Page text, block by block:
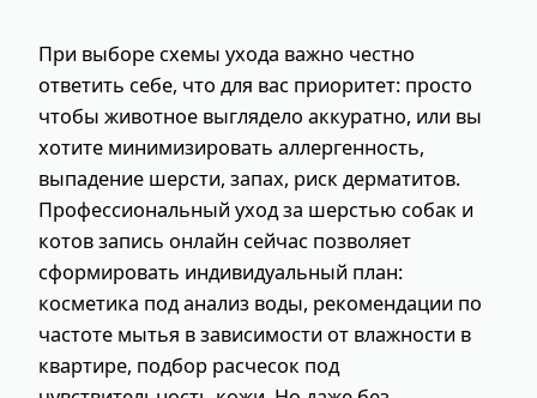
При выборе схемы ухода важно честно
ответить себе, что для вас приоритет: просто
чтобы животное выглядело аккуратно, или вы
хотите минимизировать аллергенность,
выпадение шерсти, запах, риск дерматитов.
Профессиональный уход за шерстью собак и
котов запись онлайн сейчас позволяет
сформировать индивидуальный план:
косметика под анализ воды, рекомендации по
частоте мытья в зависимости от влажности в
квартире, подбор расчесок под